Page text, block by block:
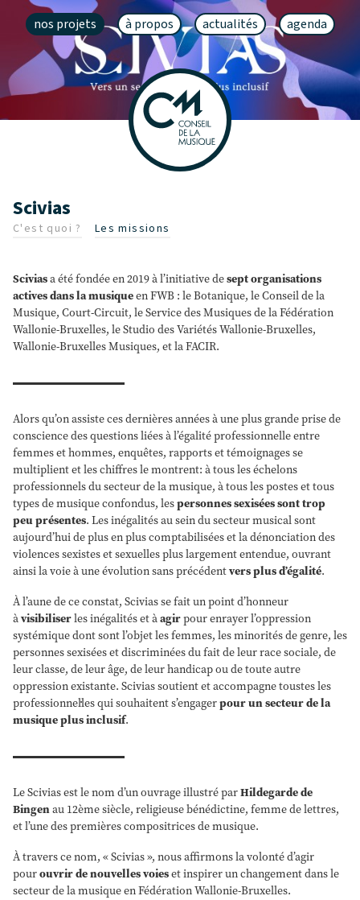
nos projets à propos actualités agenda
Scivias
C'est quoi ? Les missions
Sciviasa été fondée en 2019 à l’initiative desept organisations
actives dans la musiqueen FWB : le Botanique, le Conseil de la
Musique, Court-Circuit, le Service des Musiques de la Fédération
Wallonie-Bruxelles, le Studio des Variétés Wallonie-Bruxelles,
Wallonie-Bruxelles Musiques, et la FACIR.
Alors qu’on assiste ces dernières années à une plus grande prise de
conscience des questions liées à l’égalité professionnelle entre
femmes et hommes, enquêtes, rapports et témoignages se
multiplient et les chiffres le montrent: à tous les échelons
professionnels du secteur de la musique, à tous les postes et tous
types de musique confondus, lespersonnes sexisées sont trop
peu présentes. Les inégalités au sein du secteur musical sont
aujourd’hui de plus en plus comptabilisées et la dénonciation des
violences sexistes et sexuelles plus largement entendue, ouvrant
ainsi la voie à une évolution sans précédentvers plus d’égalité.
À l’aune de ce constat, Scivias se fait un point d’honneur
àvisibiliserles inégalités et àagirpour enrayer l’oppression
systémique dont sont l’objet les femmes, les minorités de genre, les
personnes sexisées et discriminées du fait de leur race sociale, de
leur classe, de leur âge, de leur handicap ou de toute autre
oppression existante. Scivias soutient et accompagne toustes les
professionnel·les qui souhaitent s’engagerpour un secteur de la
musique plus inclusif.
Le Scivias est le nom d’un ouvrage illustré parHildegarde de
Bingenau 12ème siècle, religieuse bénédictine, femme de lettres,
et l’une des premières compositrices de musique.
À travers ce nom, « Scivias », nous affirmons la volonté d’agir
pourouvrir de nouvelles voieset inspirer un changement dans le
secteur de la musique en Fédération Wallonie-Bruxelles.